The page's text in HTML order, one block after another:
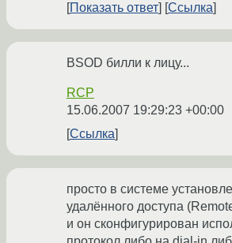
Показать ответ Ссылка
BSOD билли к лицу...
RCP
15.06.2007 19:29:23 +00:00
Ссылка
просто в системе
удалённого доступа
и он сконфигурирован